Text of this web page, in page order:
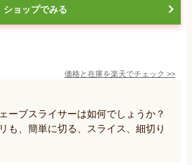
ショップでみる
価格と在庫を楽天でチェック >>
ーブスライサーは如何でしょうか？
も、簡単に切る、スライス、細切り